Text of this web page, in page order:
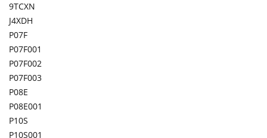
9TCXN
J4XDH
P07F
P07F001
P07F002
P07F003
P08E
P08E001
P10S
P10S001